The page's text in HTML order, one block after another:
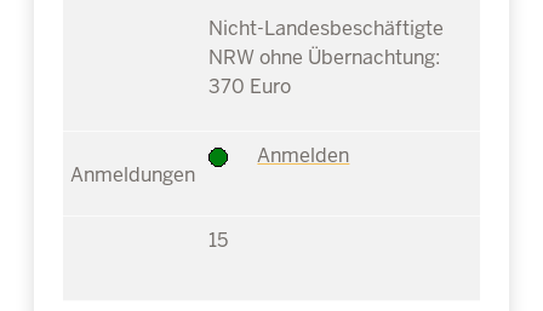
Nicht-Landesbeschäftigte
NRW ohne Übernachtung:
370 Euro
Anmelden
15